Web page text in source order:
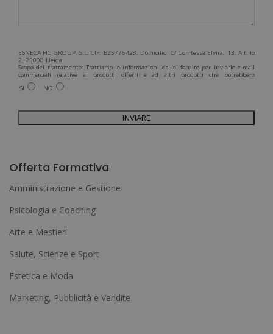
ESNECA FIC GROUP, S.L, CIF: B25776428, Domicilio: C/ Comtessa Elvira, 13, Altillo
2, 25008 Lleida.
Scopo del trattamento: Trattiamo le informazioni da lei fornite per inviarle e-mail
commerciali relative ai prodotti offerti e ad altri prodotti che potrebbero
interessarla. Legittimazione del trattamento: Consenso dell'interessato. Diritti:
Può esercitare i suoi diritti identificandosi sufficientemente e contattandoci
ricevere informazioni commerciali (per telefono e/o via e-mail):
SI NO
l
r
n
a
v
Offerta Formativa
Amministrazione e Gestione
Psicologia e Coaching
Arte e Mestieri
Salute, Scienze e Sport
Estetica e Moda
Marketing, Pubblicità e Vendite